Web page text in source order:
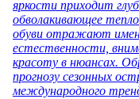
яркости приходит
обволакивающее
обуви отражают
естественности,
красоту в нюансах.
прогнозу сезонных
международного